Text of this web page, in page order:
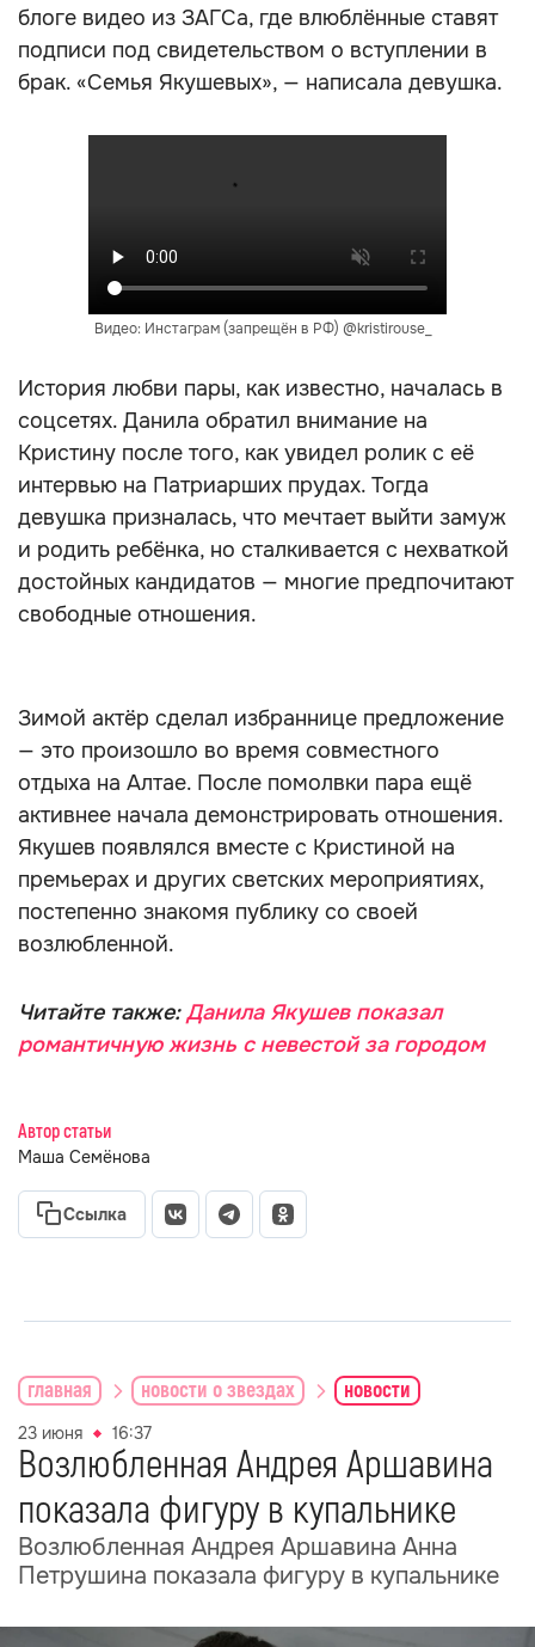
блоге видео из ЗАГСа, где влюблённые ставят
подписи под свидетельством о вступлении в
брак. «Семья Якушевых», — написала девушка.
Видео: Инстаграм (запрещён в РФ) @kristirouse_
История любви пары, как известно, началась в
соцсетях. Данила обратил внимание на
Кристину после того, как увидел ролик с её
интервью на Патриарших прудах. Тогда
девушка призналась, что мечтает выйти замуж
и родить ребёнка, но сталкивается с нехваткой
достойных кандидатов — многие предпочитают
свободные отношения.
Зимой актёр сделал избраннице предложение
— это произошло во время совместного
отдыха на Алтае. После помолвки пара ещё
активнее начала демонстрировать отношения.
Якушев появлялся вместе с Кристиной на
премьерах и других светских мероприятиях,
постепенно знакомя публику со своей
возлюбленной.
Читайте также:Данила Якушев показал
романтичную жизнь с невестой за городом
Автор статьи
Маша Семёнова
Ссылка
главная новости о звездах новости
23 июня 16:37
Возлюбленная Андрея Аршавина
показала фигуру в купальнике
Возлюбленная Андрея Аршавина Анна
Петрушина показала фигуру в купальнике